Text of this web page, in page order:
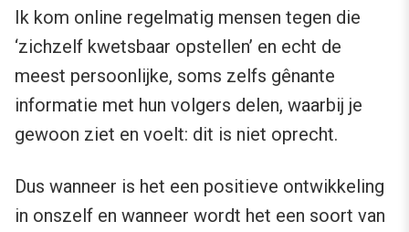
Ik kom online regelmatig mensen tegen die
‘zichzelf kwetsbaar opstellen’ en echt de
meest persoonlijke, soms zelfs gênante
informatie met hun volgers delen, waarbij je
gewoon ziet en voelt: dit is niet oprecht.
Dus wanneer is het een positieve ontwikkeling
in onszelf en wanneer wordt het een soort van